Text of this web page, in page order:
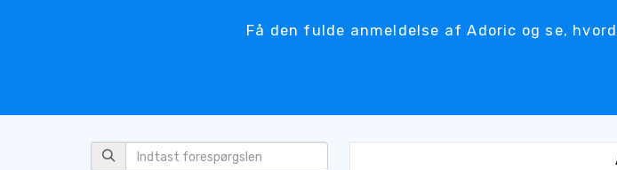
Få den fulde anmeldelse af Adoric og se,